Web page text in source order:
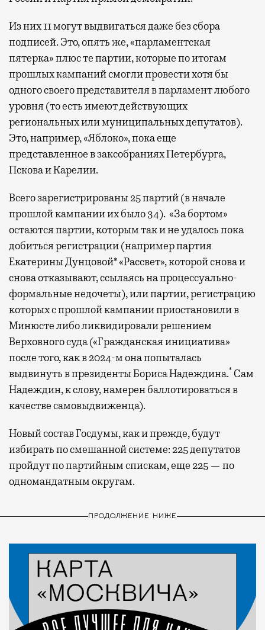
Из них 11 могут выдвигаться даже без сбора
подписей. Это, опять же, «парламентская
пятерка» плюс те партии, которые по итогам
прошлых кампаний смогли провести хотя бы
одного своего представителя в парламент любого
уровня (то есть имеют действующих
региональных или муниципальных депутатов).
Это, например, «Яблоко», пока еще
представленное в заксобраниях Петербурга,
Пскова и Карелии.
Всего зарегистрированы 25 партий (в начале
прошлой кампании их было 34). «За бортом»
остаются партии, которым так и не удалось пока
добиться регистрации (например партия
Екатерины Дунцовой* «Рассвет», которой снова и
снова отказывают, ссылаясь на процессуально-
формальные недочеты), или партии, регистрацию
которых с прошлой кампании приостановили в
Минюсте либо ликвидировали решением
Верховного суда («Гражданская инициатива»
после того, как в 2024-м она попыталась
выдвинуть в президенты Бориса Надеждина.* Сам
Надеждин, к слову, намерен баллотироваться в
качестве самовыдвиженца).
Новый состав Госдумы, как и прежде, будут
избирать по смешанной системе: 225 депутатов
пройдут по партийным спискам, еще 225 — по
одномандатным округам.
ПРОДОЛЖЕНИЕ НИЖЕ